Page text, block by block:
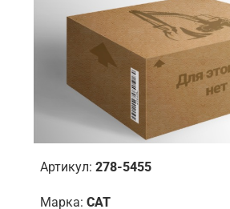
Артикул: 278-5455
Марка: CAT